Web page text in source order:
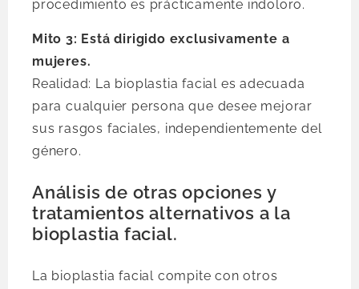
procedimiento es prácticamente indoloro.
Mito 3: Está dirigido exclusivamente a
mujeres.
Realidad: La bioplastia facial es adecuada
para cualquier persona que desee mejorar
sus rasgos faciales, independientemente del
género.
Análisis de otras opciones y
tratamientos alternativos a la
bioplastia facial.
La bioplastia facial compite con otros